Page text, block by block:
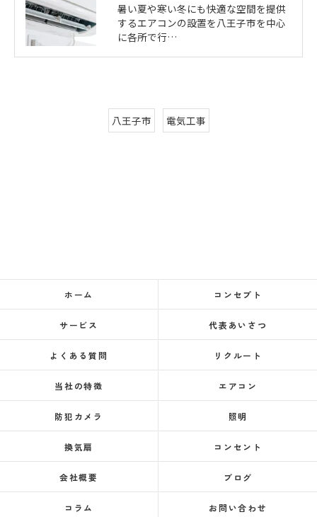
暑い夏や寒い冬にも快適な空間を提供
するエアコンの設置を八王子市を中心
に各所で行…
八王子市 電気工事
ホーム コンセプト
サービス 代表あいさつ
よくある質問 リクルート
当社の特徴 エアコン
防犯カメラ 照明
換気扇 コンセント
会社概要 ブログ
コラム お問い合わせ